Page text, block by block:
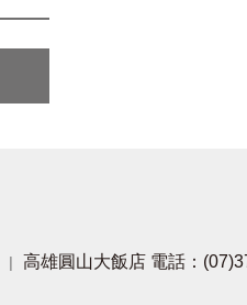
高雄圓山大飯店 電話：